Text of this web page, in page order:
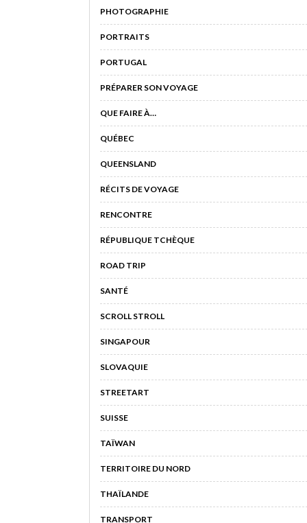
PHOTOGRAPHIE
PORTRAITS
PORTUGAL
PRÉPARER SON VOYAGE
QUE FAIRE À…
QUÉBEC
QUEENSLAND
RÉCITS DE VOYAGE
RENCONTRE
RÉPUBLIQUE TCHÈQUE
ROAD TRIP
SANTÉ
SCROLL STROLL
SINGAPOUR
SLOVAQUIE
STREETART
SUISSE
TAÏWAN
TERRITOIRE DU NORD
THAÏLANDE
TRANSPORT